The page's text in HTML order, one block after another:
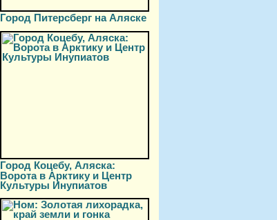
Город Питерсберг на Аляске
Город Коцебу, Аляска:
Ворота в Арктику и Центр
Культуры Инупиатов